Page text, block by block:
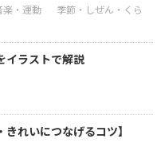
イラストで解説
れいにつなげるコツ】